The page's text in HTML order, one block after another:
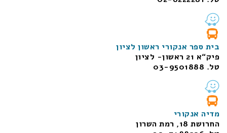
בית ספר אנקורי ראשון לציון
פיק“א 21 ראשון- לציון
טל. 03-9501888
מדיה אנקורי
החרושת 18, רמת השרון